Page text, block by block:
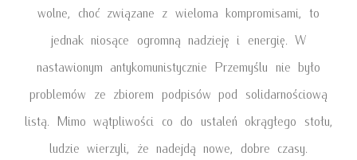
wolne, choć związane z wieloma kompromisami, to
jednak niosące ogromną nadzieję i energię. W
nastawionym antykomunistycznie Przemyślu nie było
problemów ze zbiorem podpisów pod solidarnościową
listą. Mimo wątpliwości co do ustaleń okrągłego stołu,
ludzie wierzyli, że nadejdą nowe, dobre czasy.